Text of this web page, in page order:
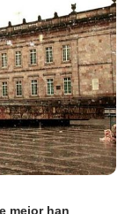
mejor han